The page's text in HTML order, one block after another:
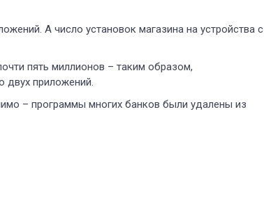
А число установок магазина на устройства с
пять миллионов – таким образом,
двух приложений.
– программы многих банков были удалены из